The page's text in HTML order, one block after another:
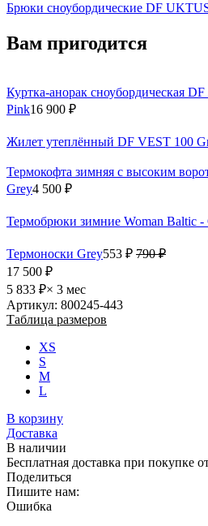
Брюки сноубордические DF
Вам пригодится
Куртка-анорак сноубордическая
Pink16 900 ₽
Жилет утеплённый DF VEST 100
Термокофта зимняя с высоким
Grey4 500 ₽
Термобрюки зимние Woman Baltic -
Термоноски Grey553 ₽ 790 ₽
17 500 ₽
5 833 ₽× 3 мес
Артикул: 800245-443
Таблица размеров
XS
S
M
L
В корзину
Доставка
В наличии
Бесплатная доставка при покупке
Поделиться
Пишите нам:
Ошибка